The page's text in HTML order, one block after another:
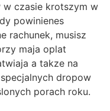
w czasie krotszym w
powinienes
rachunek, musisz
maja oplat
a takze na
dropow
porach roku.